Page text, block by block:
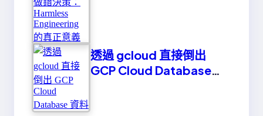
透過 gcloud 直接倒出
GCP Cloud Database